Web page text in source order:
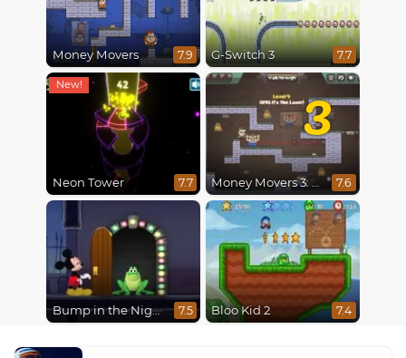
Money Movers 7.9 G-Switch 3 7.7
Neon Tower 7.7
3
Money Movers 3: Guard Duty 7.6
Bump in the Night 7.5 Bloo Kid 2 7.4